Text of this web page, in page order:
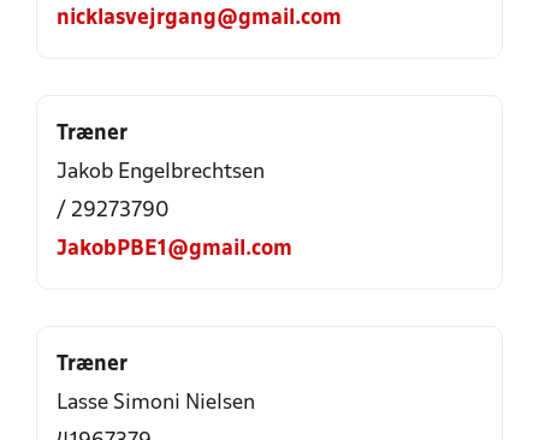
nicklasvejrgang@gmail.com
Træner
Jakob Engelbrechtsen
/ 29273790
JakobPBE1@gmail.com
Træner
Lasse Simoni Nielsen